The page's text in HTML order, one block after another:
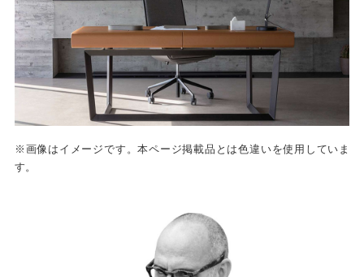
※画像はイメージです。本ページ掲載品とは色違いを使用していま
す。